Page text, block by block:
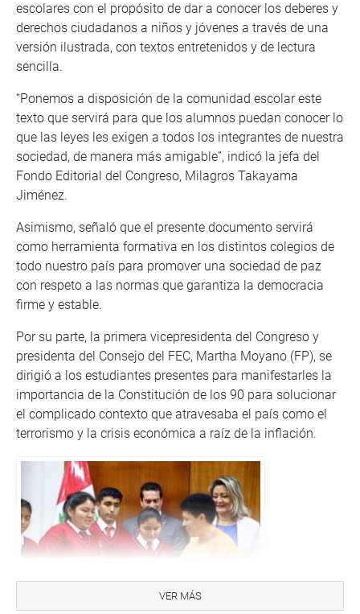
escolares con el propósito de dar a conocer los deberes y
derechos ciudadanos a niños y jóvenes a través de una
versión ilustrada, con textos entretenidos y de lectura
sencilla.
“Ponemos a disposición de la comunidad escolar este
texto que servirá para que los alumnos puedan conocer lo
que las leyes les exigen a todos los integrantes de nuestra
sociedad, de manera más amigable”, indicó la jefa del
Fondo Editorial del Congreso, Milagros Takayama
Jiménez.
Asimismo, señaló que el presente documento servirá
como herramienta formativa en los distintos colegios de
todo nuestro país para promover una sociedad de paz
con respeto a las normas que garantiza la democracia
firme y estable.
Por su parte, la primera vicepresidenta del Congreso y
presidenta del Consejo del FEC, Martha Moyano (FP), se
dirigió a los estudiantes presentes para manifestarles la
importancia de la Constitución de los 90 para solucionar
el complicado contexto que atravesaba el país como el
terrorismo y la crisis económica a raíz de la inflación.
VER MÁS